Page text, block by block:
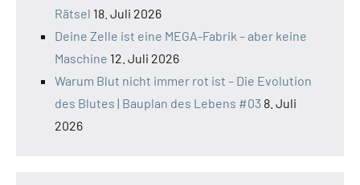
Rätsel 18. Juli 2026
Deine Zelle ist eine MEGA-Fabrik – aber keine
Maschine 12. Juli 2026
Warum Blut nicht immer rot ist – Die Evolution
des Blutes | Bauplan des Lebens #03 8. Juli
2026